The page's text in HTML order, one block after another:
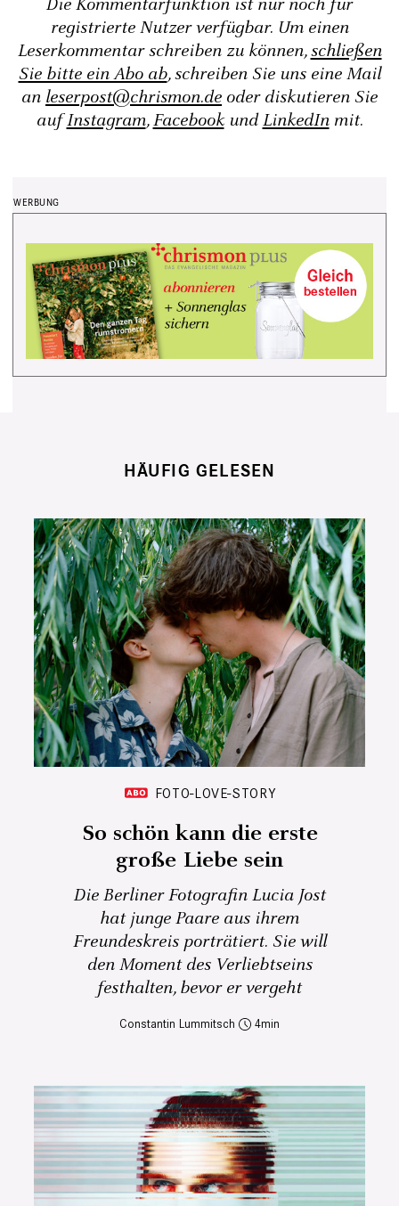
Die Kommentarfunktion ist nur noch für
registrierte Nutzer verfügbar. Um einen
Leserkommentar schreiben zu können,schließen
Sie bitte ein Abo ab, schreiben Sie uns eine Mail
an leserpost@chrismon.de oder diskutieren Sie
aufInstagram,FacebookundLinkedInmit.
HÄUFIG GELESEN
FOTO-LOVE-STORY
So schön kann die erste
große Liebe sein
Die Berliner Fotografin Lucia Jost
hat junge Paare aus ihrem
Freundeskreis porträtiert. Sie will
den Moment des Verliebtseins
festhalten, bevor er vergeht
Constantin Lummitsch 4